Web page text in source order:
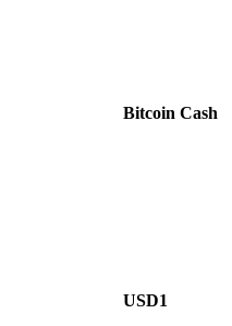
Bitcoin Cash
USD1